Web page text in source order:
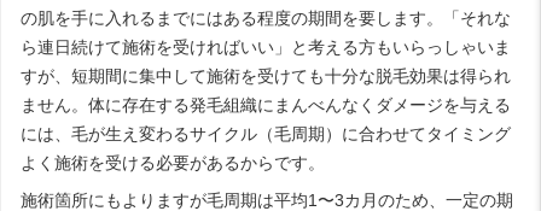
の肌を手に入れるまでにはある程度の期間を要します。「それな
ら連日続けて施術を受ければいい」と考える方もいらっしゃいま
すが、短期間に集中して施術を受けても十分な脱毛効果は得られ
ません。体に存在する発毛組織にまんべんなくダメージを与える
には、毛が生え変わるサイクル（毛周期）に合わせてタイミング
よく施術を受ける必要があるからです。
施術箇所にもよりますが毛周期は平均1〜3カ月のため、一定の期